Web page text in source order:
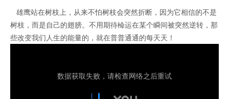
雄鹰站在树枝上，从来不怕树枝会突然折断，因为它相信的不是
树枝，而是自己的翅膀。不用期待椧运在某个瞬间被突然逆转，那
些改变我们人生的能量的，就在普普通通的每天天！